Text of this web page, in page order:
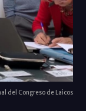
del Congreso de Laicos